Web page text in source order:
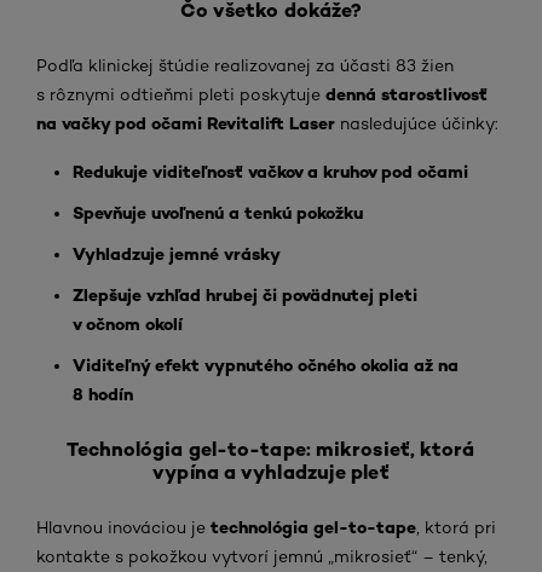
Čo všetko dokáže?
Podľa klinickej štúdie realizovanej za účasti 83 žien
s rôznymi odtieňmi pleti poskytuje denná starostlivosť
na vačky pod očami Revitalift Laser nasledujúce účinky:
Redukuje viditeľnosť vačkov a kruhov pod očami
Spevňuje uvoľnenú a tenkú pokožku
Vyhladzuje jemné vrásky
Zlepšuje vzhľad hrubej či povädnutej pleti
v očnom okolí
Viditeľný efekt vypnutého očného okolia až na
8 hodín
Technológia gel-to-tape: mikrosieť, ktorá
vypína a vyhladzuje pleť
Hlavnou inováciou je technológia gel-to-tape , ktorá pri
kontakte s pokožkou vytvorí jemnú „mikrosieť“ – tenký,